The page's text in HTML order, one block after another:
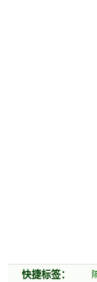
快捷标签：